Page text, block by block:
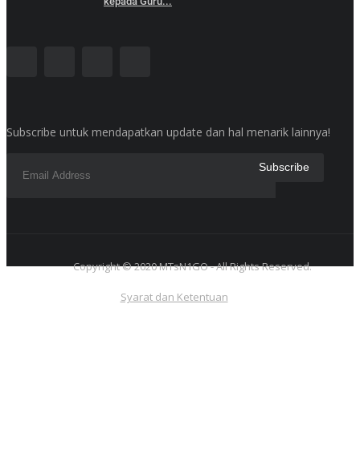
Subscribe untuk mendapatkan update dan hal menarik lainnya!
Copyright © 2020 MTsN1GO - All Rights Reserved.
Syarat dan Ketentuan